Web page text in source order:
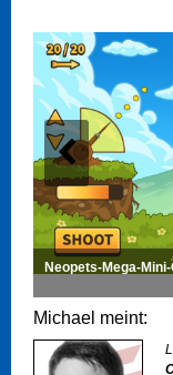
Neopets-Mega-
Michael meint: